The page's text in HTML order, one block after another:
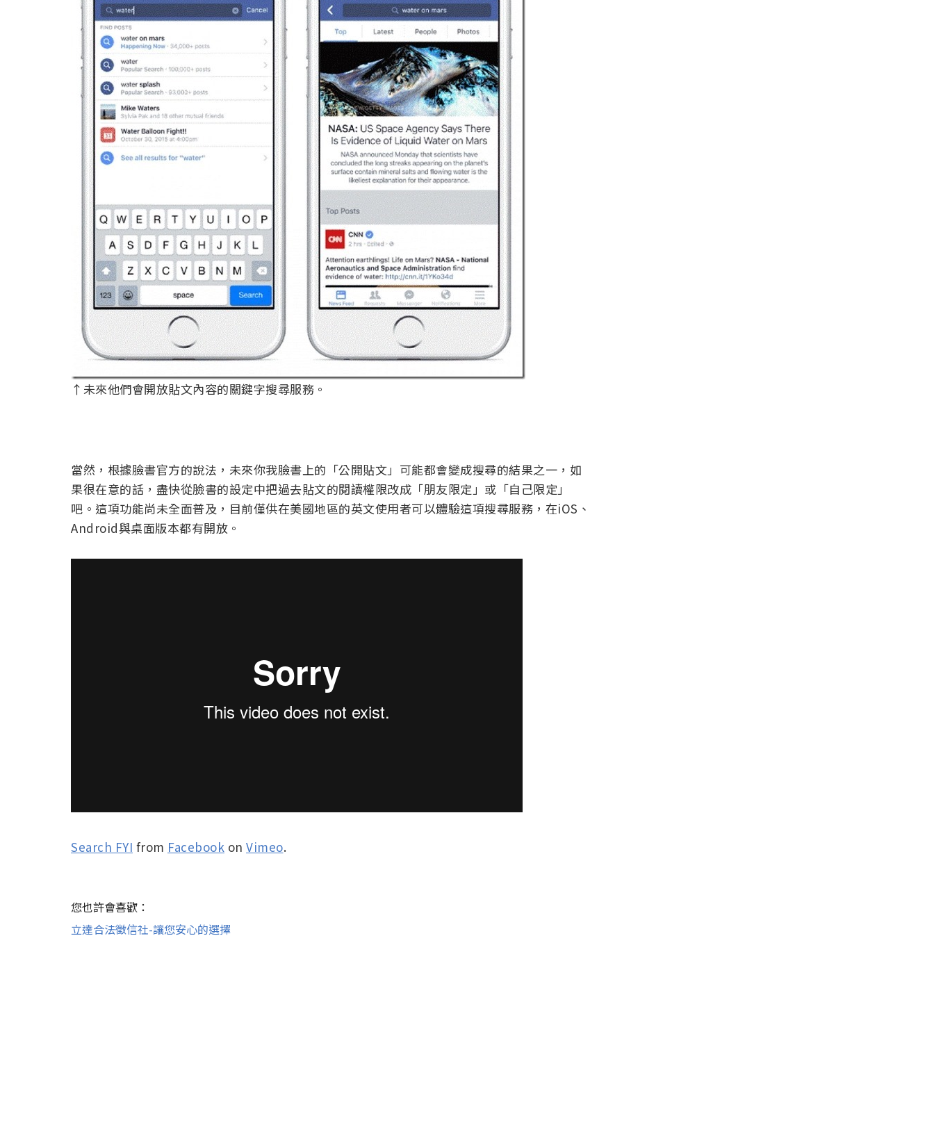
↑未來他們會開放貼文內容的關鍵字搜尋服務。
當然，根據臉書官方的說法，未來你我臉書上的「公開貼文」可能都會變成搜尋的結果之一，如
果很在意的話，盡快從臉書的設定中把過去貼文的閱讀權限改成「朋友限定」或「自己限定」
吧。這項功能尚未全面普及，目前僅供在美國地區的英文使用者可以體驗這項搜尋服務，在iOS、
Android與桌面版本都有開放。
Search FYI from Facebook on Vimeo.
您也許會喜歡：
立達合法徵信社-讓您安心的選擇